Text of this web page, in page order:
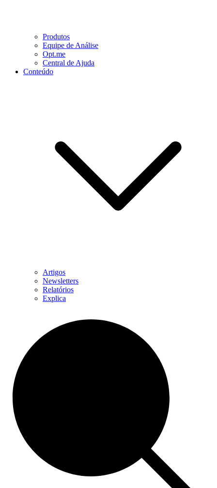
Produtos
Equipe de Análise
Opt.me
Central de Ajuda
Conteúdo
Artigos
Newsletters
Relatórios
Explica